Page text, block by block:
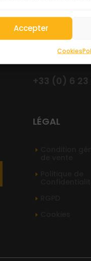
Accepter
Cookies
+33 (0) 6 23
LÉGAL